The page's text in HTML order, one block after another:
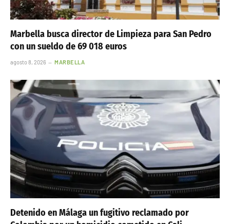
Marbella busca director de Limpieza para San Pedro
con un sueldo de 69 018 euros
agosto 8, 2026 MARBELLA
Detenido en Málaga un fugitivo reclamado por